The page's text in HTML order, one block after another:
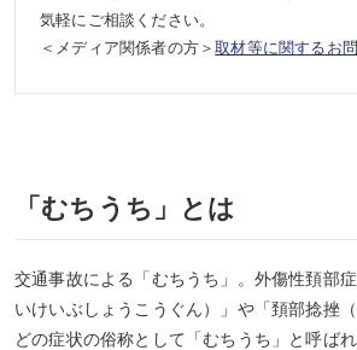
気軽にご相談ください。
＜メディア関係者の方＞取材等に関するお
「むちうち」とは
交通事故による「むちうち」。外傷性頚部
いけいぶしょうこうぐん）」や「頚部捻挫
どの症状の俗称として「むちうち」と呼ばれ